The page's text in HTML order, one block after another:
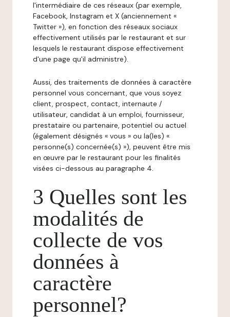
l'intermédiaire de ces réseaux (par exemple,
Facebook, Instagram et X (anciennement «
Twitter »), en fonction des réseaux sociaux
effectivement utilisés par le restaurant et sur
lesquels le restaurant dispose effectivement
d'une page qu'il administre).
Aussi, des traitements de données à caractère
personnel vous concernant, que vous soyez
client, prospect, contact, internaute /
utilisateur, candidat à un emploi, fournisseur,
prestataire ou partenaire, potentiel ou actuel
(également désignés « vous » ou la(les) «
personne(s) concernée(s) »), peuvent être mis
en œuvre par le restaurant pour les finalités
visées ci-dessous au paragraphe 4.
3 Quelles sont les
modalités de
collecte de vos
données à
caractère
personnel?